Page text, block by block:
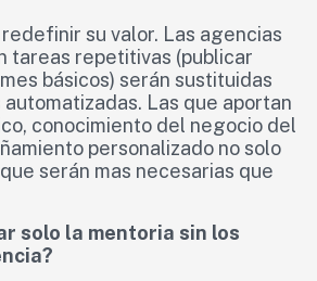
su valor. Las agencias
tareas repetitivas (publicar
básicos) serán sustituidas
Las que aportan
conocimiento del negocio del
personalizado no solo
serán mas necesarias que
solo la mentoria sin los